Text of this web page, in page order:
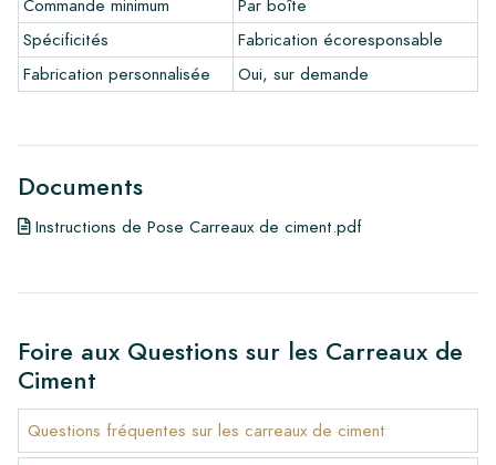
•Produits d'entretien
Commande minimum
Par boîte
Spécificités
Fabrication écoresponsable
Fabrication personnalisée
Oui, sur demande
Documents
Instructions de Pose Carreaux de ciment.pdf
Foire aux Questions sur les Carreaux de
Ciment
Questions fréquentes sur les carreaux de ciment